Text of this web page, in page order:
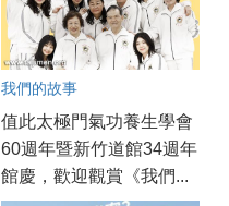
我們的故事
值此太極門氣功養生學會
60週年暨新竹道館34週年
館慶，歡迎觀賞《我們...